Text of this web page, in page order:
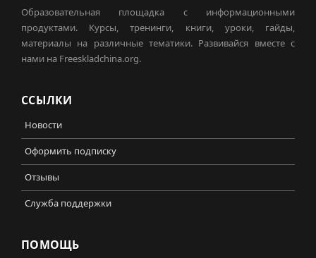
Образовательная площадка с информационными
продуктами. Курсы, тренинги, книги, уроки, гайды,
материалы на различные тематики. Развивайся вместе с
нами на Freeskladchina.org.
ССЫЛКИ
Новости
Оформить подписку
Отзывы
Служба поддержки
ПОМОЩЬ